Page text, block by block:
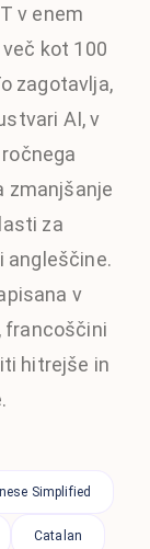
v enem
kot 100
zagotavlja,
AI, v
zmanjšanje
za
angleščine.
v
francoščini
hitrejše in
Simplified
Catalan